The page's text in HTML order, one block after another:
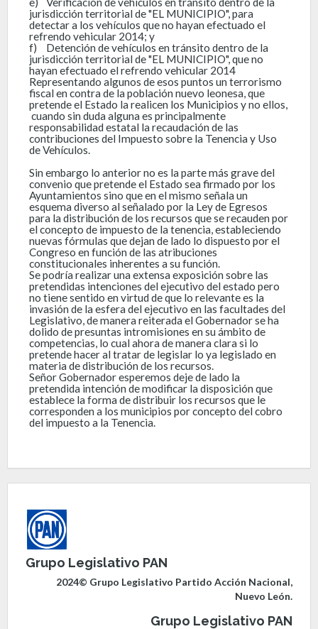
jurisdicción territorial de "EL MUNICIPIO", para
detectar a los vehículos que no hayan efectuado el
refrendo vehicular 2014; y
f)
Detención de vehículos en tránsito dentro de la
jurisdicción territorial de "EL MUNICIPIO", que no
hayan efectuado el refrendo vehicular 2014
Representando algunos de esos puntos un terrorismo
fiscal en contra de la población nuevo leonesa, que
pretende el Estado la realicen los Municipios y no ellos,
cuando sin duda alguna es principalmente
responsabilidad estatal la recaudación de las
contribuciones del Impuesto sobre la Tenencia y Uso
de Vehículos.
Sin embargo lo anterior no es la parte más grave del
convenio que pretende el Estado sea firmado por los
Ayuntamientos sino que en el mismo señala un
esquema diverso al señalado por la Ley de Egresos
para la distribución de los recursos que se recauden por
el concepto de impuesto de la tenencia, estableciendo
nuevas fórmulas que dejan de lado lo dispuesto por el
Congreso en función de las atribuciones
constitucionales inherentes a su función.
Se podría realizar una extensa exposición sobre las
pretendidas intenciones del ejecutivo del estado pero
no tiene sentido en virtud de que lo relevante es la
invasión de la esfera del ejecutivo en las facultades del
Legislativo, de manera reiterada el Gobernador se ha
dolido de presuntas intromisiones en su ámbito de
competencias, lo cual ahora de manera clara si lo
pretende hacer al tratar de legislar lo ya legislado en
materia de distribución de los recursos.
Señor Gobernador esperemos deje de lado la
pretendida intención de modificar la disposición que
establece la forma de distribuir los recursos que le
corresponden a los municipios por concepto del cobro
del impuesto a la Tenencia.
Grupo Legislativo PAN
2024© Grupo Legislativo Partido Acción Nacional,
Nuevo León.
Grupo Legislativo PAN